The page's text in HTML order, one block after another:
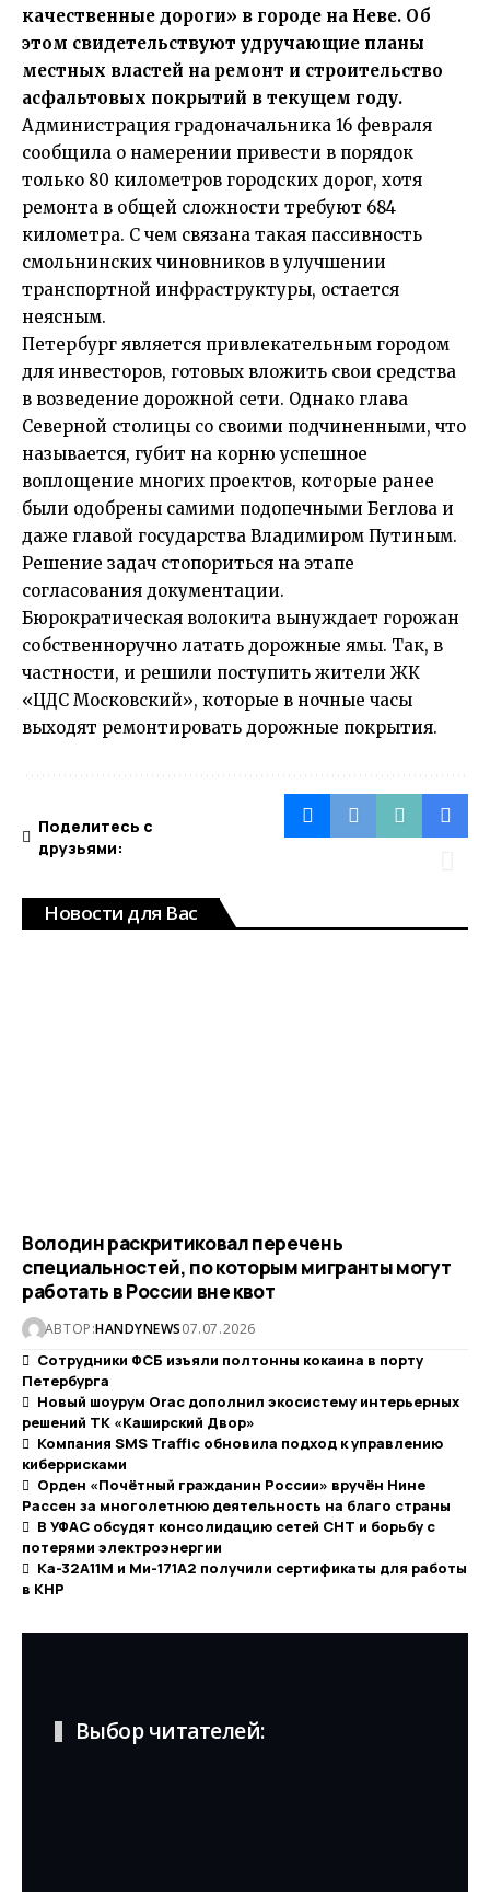
качественные дороги» в городе на Неве. Об
этом свидетельствуют удручающие планы
местных властей на ремонт и строительство
асфальтовых покрытий в текущем году.
Администрация градоначальника 16 февраля
сообщила о намерении привести в порядок
только 80 километров городских дорог, хотя
ремонта в общей сложности требуют 684
километра. С чем связана такая пассивность
смольнинских чиновников в улучшении
транспортной инфраструктуры, остается
неясным.
Петербург является привлекательным городом
для инвесторов, готовых вложить свои средства
в возведение дорожной сети. Однако глава
Северной столицы со своими подчиненными, что
называется, губит на корню успешное
воплощение многих проектов, которые ранее
были одобрены самими подопечными Беглова и
даже главой государства Владимиром Путиным.
Решение задач стопориться на этапе
согласования документации.
Бюрократическая волокита вынуждает горожан
собственноручно латать дорожные ямы. Так, в
частности, и решили поступить жители ЖК
«ЦДС Московский», которые в ночные часы
выходят ремонтировать дорожные покрытия.
Поделитесь с
друзьями:
Новости для Вас
Володин раскритиковал перечень
специальностей, по которым мигранты могут
работать в России вне квот
АВТОР:HANDYNEWS07.07.2026
Сотрудники ФСБ изъяли полтонны кокаина в порту
Петербурга
Новый шоурум Orac дополнил экосистему интерьерных
решений ТК «Каширский Двор»
Компания SMS Traffic обновила подход к управлению
киберрисками
Орден «Почётный гражданин России» вручён Нине
Рассен за многолетнюю деятельность на благо страны
В УФАС обсудят консолидацию сетей СНТ и борьбу с
потерями электроэнергии
Ка-32А11М и Ми-171А2 получили сертификаты для работы
в КНР
Выбор читателей: